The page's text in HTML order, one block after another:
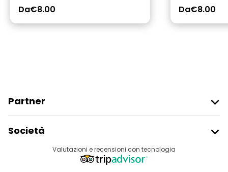
Da€8.00 Da€8.00
Partner
Accesso Del Fornitore
Programma Di Affiliazione
Società
DestinazioniValutazioni e recensioni con tecnologia